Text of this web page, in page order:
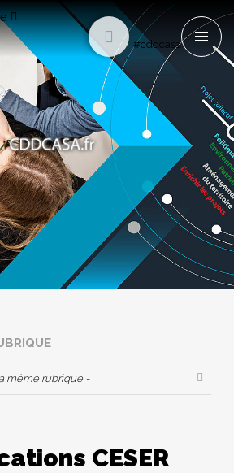
#cddcasa
même rubrique -
CESER